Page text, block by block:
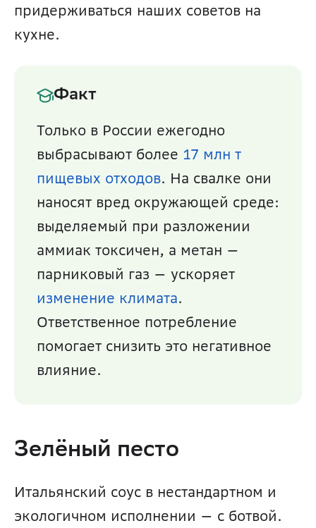
придерживаться наших советов на
кухне.
Факт
Только в России ежегодно
выбрасывают более 17 млн т
пищевых отходов. На свалке они
наносят вред окружающей среде:
выделяемый при разложении
аммиак токсичен, а метан —
изменение климата.
Ответственное потребление
помогает снизить это негативное
влияние.
Зелёный песто
Итальянский соус в нестандартном и
экологичном исполнении — с ботвой.